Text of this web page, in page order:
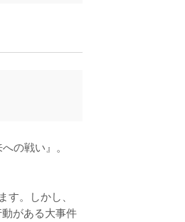
の戦い』。
。しかし、
がある大事件